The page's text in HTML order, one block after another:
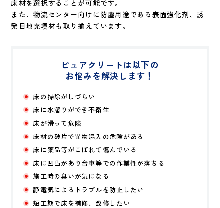
床材を選択することが可能です。
また、物流センター向けに防塵用途である表面強化剤、誘
発目地充填材も取り揃えています。
ピュアクリートは以下の
お悩みを解決します！
床の掃除がしづらい
床に水溜りができ不衛生
床が滑って危険
床材の破片で異物混入の危険がある
床に薬品等がこぼれて傷んでいる
床に凹凸があり台車等での作業性が落ちる
施工時の臭いが気になる
静電気によるトラブルを防止したい
短工期で床を補修、改修したい